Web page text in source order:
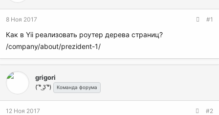
ы
а
8 Ноя 2017 #1
Как в Yii реализовать роутер дерева страниц?
/company/about/prezident-1/
grigori
( ͡° ͜ʖ ͡°) Команда форума
12 Ноя 2017 #2